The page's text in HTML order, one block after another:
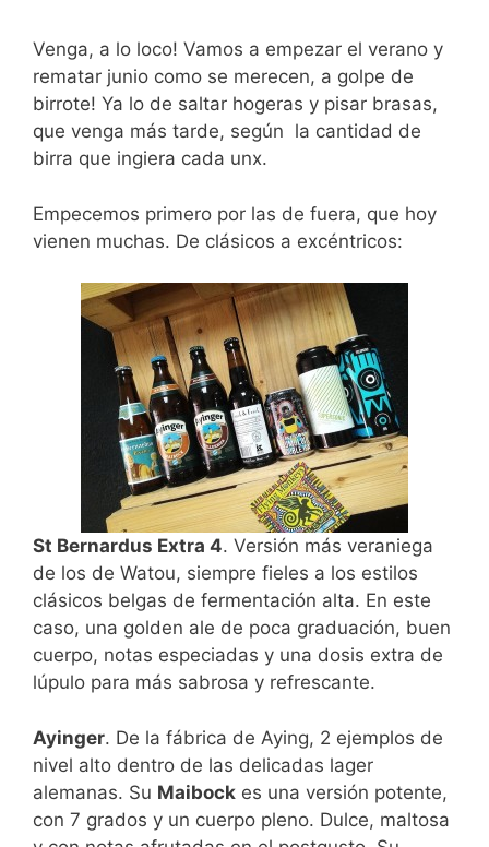
Venga, a lo loco! Vamos a empezar el verano y
rematar junio como se merecen, a golpe de
birrote! Ya lo de saltar hogeras y pisar brasas,
que venga más tarde, según la cantidad de
birra que ingiera cada unx.
Empecemos primero por las de fuera, que hoy
vienen muchas. De clásicos a excéntricos:
St Bernardus Extra 4. Versión más veraniega
de los de Watou, siempre fieles a los estilos
clásicos belgas de fermentación alta. En este
caso, una golden ale de poca graduación, buen
cuerpo, notas especiadas y una dosis extra de
lúpulo para más sabrosa y refrescante.
Ayinger. De la fábrica de Aying, 2 ejemplos de
nivel alto dentro de las delicadas lager
alemanas. Su Maibock es una versión potente,
con 7 grados y un cuerpo pleno. Dulce, maltosa